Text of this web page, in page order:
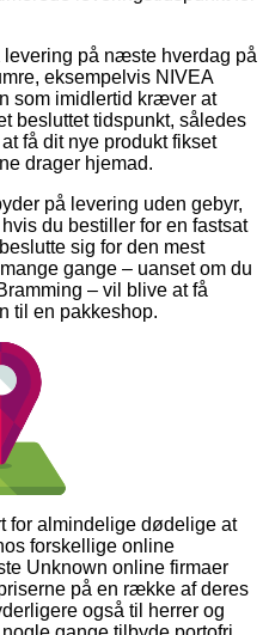
på næste hverdag på
eksempelvis NIVEA
som imidlertid kræver at
besluttet tidspunkt, således
få dit nye produkt fikset
drager hjemad.
på levering uden gebyr,
du bestiller for en fastsat
sig for den mest
gange – uanset om du
– vil blive at få
til en pakkeshop.
for almindelige dødelige at
forskellige online
Unknown online firmaer
på en række af deres
også til herrer og